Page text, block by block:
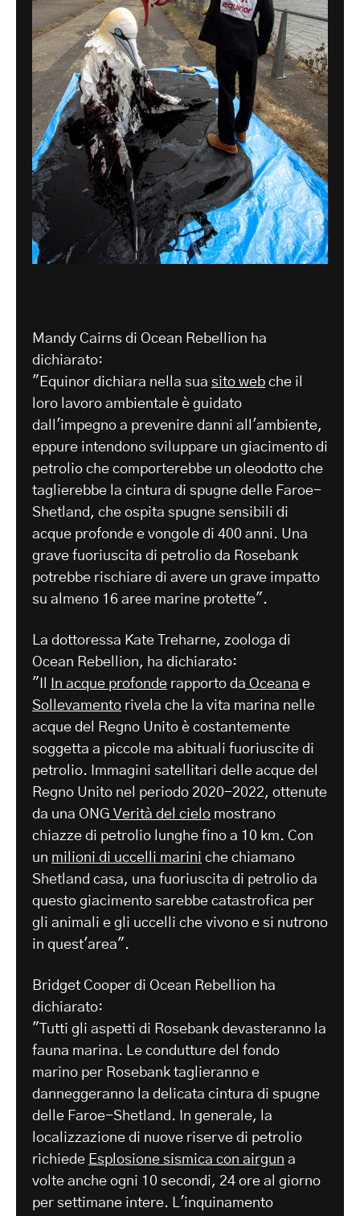
Mandy Cairns di Ocean Rebellion ha
dichiarato:
"Equinor dichiara nella sua sito web che il
loro lavoro ambientale è guidato
dall'impegno a prevenire danni all'ambiente,
eppure intendono sviluppare un giacimento di
petrolio che comporterebbe un oleodotto che
taglierebbe la cintura di spugne delle Faroe-
Shetland, che ospita spugne sensibili di
acque profonde e vongole di 400 anni. Una
grave fuoriuscita di petrolio da Rosebank
potrebbe rischiare di avere un grave impatto
su almeno 16 aree marine protette".
La dottoressa Kate Treharne, zoologa di
Ocean Rebellion, ha dichiarato:
"Il
In acque profonde rapporto da Oceana e
Sollevamento rivela che la vita marina nelle
acque del Regno Unito è costantemente
soggetta a piccole ma abituali fuoriuscite di
petrolio. Immagini satellitari delle acque del
Regno Unito nel periodo 2020-2022, ottenute
da una ONG Verità del cielo mostrano
chiazze di petrolio lunghe fino a 10 km. Con
un milioni di uccelli marini che chiamano
Shetland casa, una fuoriuscita di petrolio da
questo giacimento sarebbe catastrofica per
gli animali e gli uccelli che vivono e si nutrono
in quest'area".
Bridget Cooper di Ocean Rebellion ha
dichiarato:
"Tutti gli aspetti di Rosebank devasteranno la
fauna marina. Le condutture del fondo
marino per Rosebank taglieranno e
danneggeranno la delicata cintura di spugne
delle Faroe-Shetland. In generale, la
localizzazione di nuove riserve di petrolio
richiede Esplosione sismica con airgun a
volte anche ogni 10 secondi, 24 ore al giorno
per settimane intere. L'inquinamento